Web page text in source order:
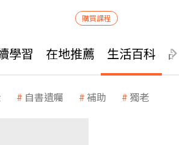
購買課程
學習 在地推薦 生活百科
自書遺囑 補助 獨老